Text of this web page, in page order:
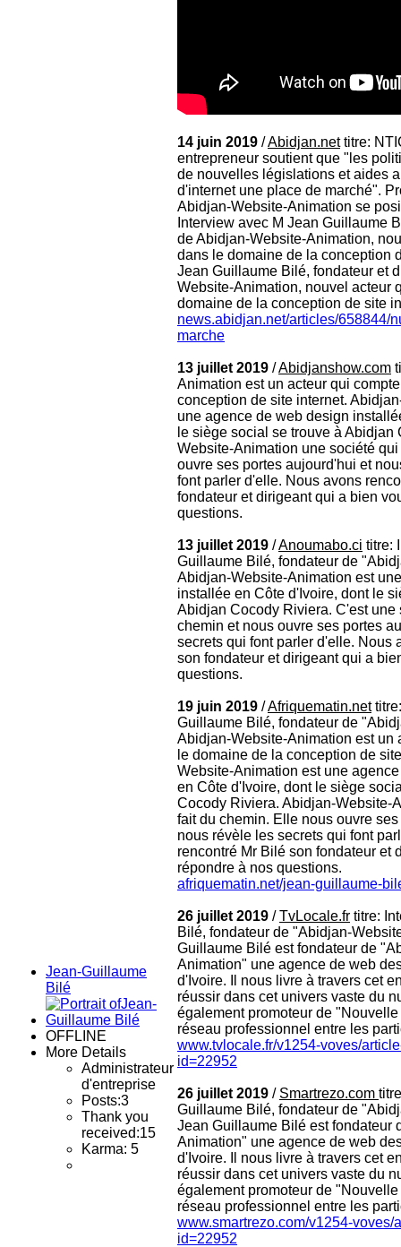
Jean-Guillaume
Bilé
OFFLINE
More Details
Administrateur
d'entreprise
Posts:3
Thank you
received:15
Karma: 5
14 juin 2019 /Abidjan.nettitre:
entrepreneur soutient que "les
de nouvelles législations et aides
d'internet une place de marché".
Abidjan-Website-Animation se
Interview avec M Jean Guillaume
de Abidjan-Website-Animation,
dans le domaine de la conception
Jean Guillaume Bilé, fondateur et
Website-Animation, nouvel acteur
domaine de la conception de site
news.abidjan.net/articles/658844/
marche
13 juillet 2019 /Abidjanshow.com
Animation est un acteur qui
conception de site internet.
une agence de web design
le siège social se trouve à
Website-Animation une société
ouvre ses portes aujourd'hui et
font parler d'elle. Nous avons
fondateur et dirigeant qui a bien
questions.
13 juillet 2019 /Anoumabo.ci titre:
Guillaume Bilé, fondateur de
Abidjan-Website-Animation est
installée en Côte d'Ivoire, dont le
Abidjan Cocody Riviera. C'est une
chemin et nous ouvre ses portes
secrets qui font parler d'elle. Nous
son fondateur et dirigeant qui a
questions.
19 juin 2019 /Afriquematin.net
Guillaume Bilé, fondateur de
Abidjan-Website-Animation est un
le domaine de la conception de
Website-Animation est une
en Côte d'Ivoire, dont le siège
Cocody Riviera. Abidjan-Website-
fait du chemin. Elle nous ouvre
nous révèle les secrets qui font
rencontré Mr Bilé son fondateur et
répondre à nos questions.
afriquematin.net/jean-guillaume-
26 juillet 2019 /TvLocale.fr titre:
Bilé, fondateur de "Abidjan-
Guillaume Bilé est fondateur de
Animation" une agence de web
d'Ivoire. Il nous livre à travers cet
réussir dans cet univers vaste du
également promoteur de
réseau professionnel entre les
www.tvlocale.fr/v1254-voves/
id=22952
26 juillet 2019 / Smartrezo.com
Guillaume Bilé, fondateur de
Jean Guillaume Bilé est fondateur
Animation" une agence de web
d'Ivoire. Il nous livre à travers cet
réussir dans cet univers vaste du
également promoteur de
réseau professionnel entre les
www.smartrezo.com/v1254-voves/
id=22952